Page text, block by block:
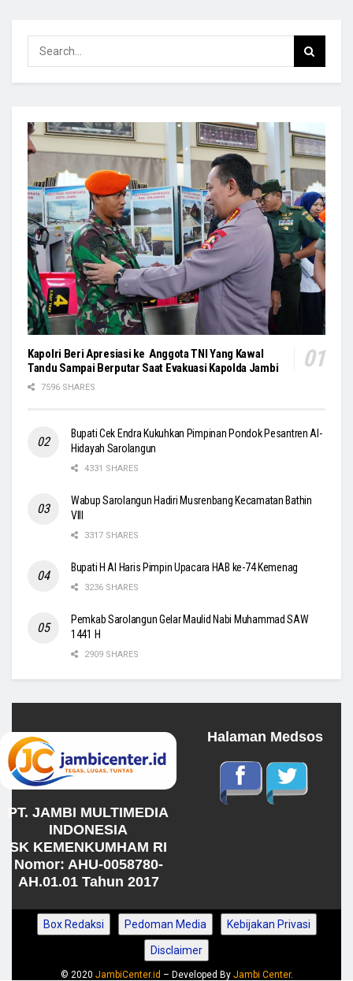
Kapolri Beri Apresiasi ke Anggota TNI Yang Kawal
Tandu Sampai Berputar Saat Evakuasi Kapolda Jambi
7596 SHARES
Bupati Cek Endra Kukuhkan Pimpinan Pondok Pesantren Al-
Hidayah Sarolangun
4331 SHARES
Wabup Sarolangun Hadiri Musrenbang Kecamatan Bathin
VIII
3317 SHARES
Bupati H Al Haris Pimpin Upacara HAB ke-74 Kemenag
3236 SHARES
Pemkab Sarolangun Gelar Maulid Nabi Muhammad SAW
1441 H
2909 SHARES
PT. JAMBI MULTIMEDIA
INDONESIA
SK KEMENKUMHAM RI
Nomor: AHU-0058780-
AH.01.01 Tahun 2017
Halaman Medsos
Box Redaksi Pedoman Media Kebijakan Privasi
Disclaimer
© 2020 JambiCenter.id – Developed By Jambi Center.